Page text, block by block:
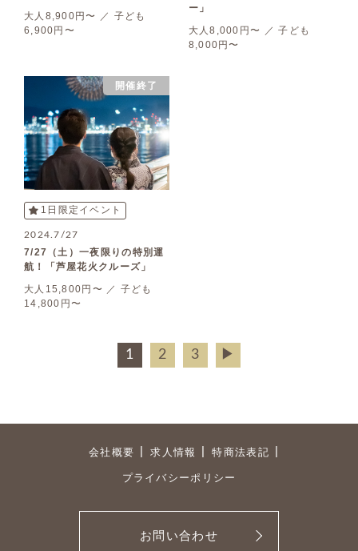
大人8,900円〜 ／ 子ども
6,900円〜
ー」
大人8,000円〜 ／ 子ども
8,000円〜
1日限定イベント
2024.7/27
7/27（土）一夜限りの特別運
航！「芦屋花火クルーズ」
大人15,800円〜 ／ 子ども
14,800円〜
開催終了
1 2 3 ▶
会社概要 求人情報 特商法表記
プライバシーポリシー
お問い合わせ